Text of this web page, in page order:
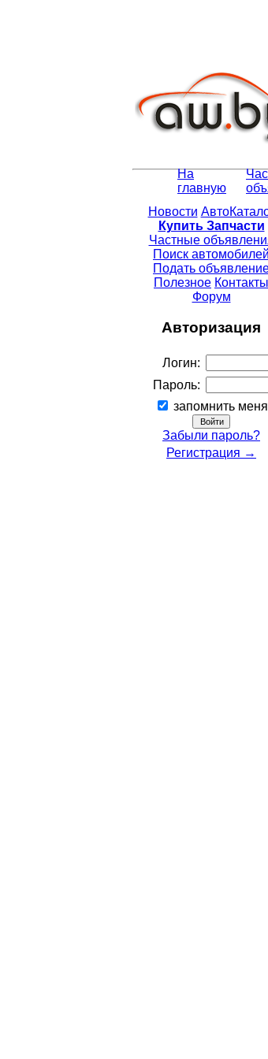
На
главную
Новости
Купить Запчасти
Частные
Поиск автомобилей
Подать
Полезное Контакты
Форум
Авторизация
Логин:
Пароль:
запомнить меня
Забыли пароль?
Регистрация →